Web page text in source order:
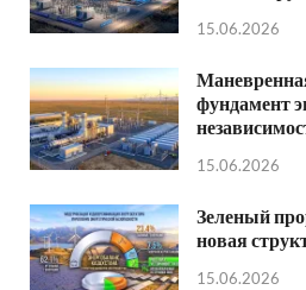
15.06.2026
фундамент
15.06.2026
Зеленый
новая
15.06.2026